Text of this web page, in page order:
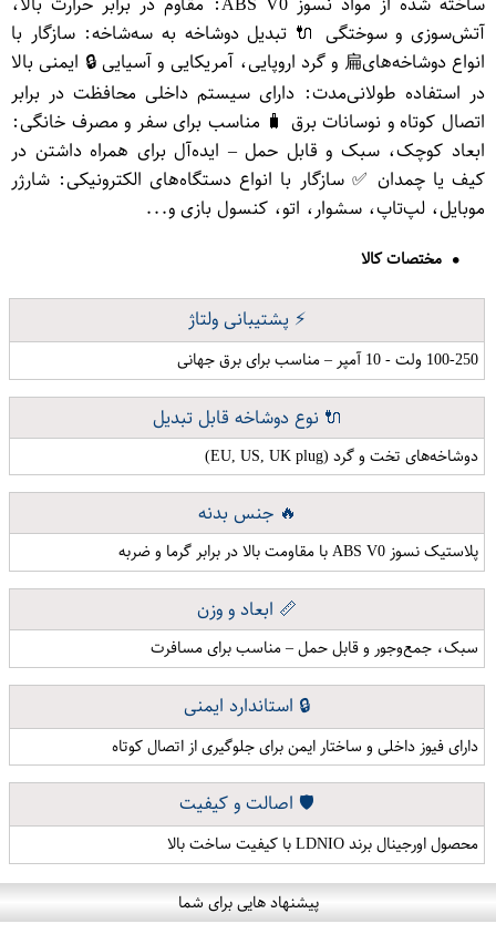
آتش‌سوزی و سوختگی 🔌 تبدیل دوشاخه به سه‌شاخه: سازگار با
انواع دوشاخه‌های扁 و گرد اروپایی، آمریکایی و آسیایی 🔒 ایمنی بالا
در استفاده طولانی‌مدت: دارای سیستم داخلی محافظت در برابر
اتصال کوتاه و نوسانات برق 🧳 مناسب برای سفر و مصرف خانگی:
ابعاد کوچک، سبک و قابل حمل – ایده‌آل برای همراه داشتن در
کیف یا چمدان ✅ سازگار با انواع دستگاه‌های الکترونیکی: شارژر
موبایل، لپ‌تاپ، سشوار، اتو، کنسول بازی و...
مختصات کالا
⚡ پشتیبانی ولتاژ
100-250 ولت - 10 آمپر – مناسب برای برق جهانی
🔌 نوع دوشاخه قابل تبدیل
دوشاخه‌های تخت و گرد (EU, US, UK plug)
🔥 جنس بدنه
پلاستیک نسوز ABS V0 با مقاومت بالا در برابر گرما و ضربه
📏 ابعاد و وزن
سبک، جمع‌وجور و قابل حمل – مناسب برای مسافرت
🔒 استاندارد ایمنی
دارای فیوز داخلی و ساختار ایمن برای جلوگیری از اتصال کوتاه
🛡️ اصالت و کیفیت
محصول اورجینال برند LDNIO با کیفیت ساخت بالا
پیشنهاد هایی برای شما